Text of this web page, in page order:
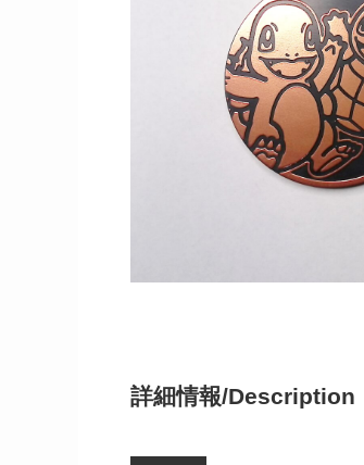
詳細情報/Description